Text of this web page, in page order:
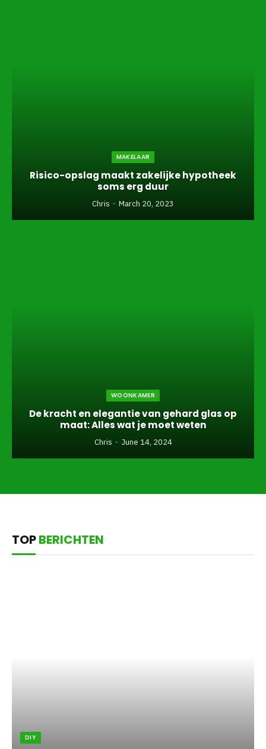
MAKELAAR
Risico-opslag maakt zakelijke hypotheek
soms erg duur
Chris March 20, 2023
WOONKAMER
De kracht en elegantie van gehard glas op
maat: Alles wat je moet weten
Chris June 14, 2024
TOPBERICHTEN
DIY